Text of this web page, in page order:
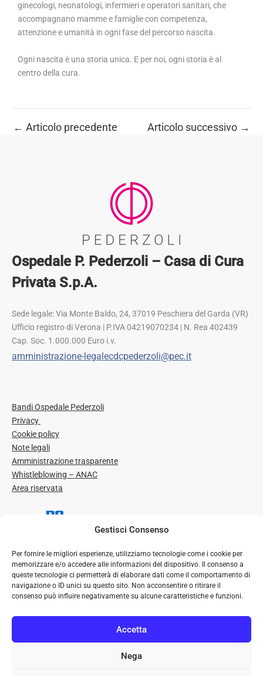
Gestisci Consenso
Per fornire le migliori esperienze, utilizziamo tecnologie come i cookie per
memorizzare e/o accedere alle informazioni del dispositivo. Il consenso a
queste tecnologie ci permetterà di elaborare dati come il comportamento di
navigazione o ID unici su questo sito. Non acconsentire o ritirare il
consenso può influire negativamente su alcune caratteristiche e funzioni.
Accetta
Nega
ginecologi, neonatologi, infermieri e operatori sanitari, che
accompagnano mamme e famiglie con competenza,
attenzione e umanità in ogni fase del percorso nascita.
Ogni nascita è una storia unica. E per noi, ogni storia è al
centro della cura.
← Articolo precedente Articolo successivo →
Ospedale P. Pederzoli – Casa di Cura
Privata S.p.A.
Sede legale: Via Monte Baldo, 24, 37019 Peschiera del Garda (VR)
Ufficio registro di Verona | P.IVA 04219070234 | N. Rea 402439
Cap. Soc. 1.000.000 Euro i.v.
amministrazione-legalecdcpederzoli@pec.it
Bandi Ospedale Pederzoli
Privacy
Cookie policy
Note legali
Amministrazione trasparente
Whistleblowing – ANAC
Area riservata
diritti riservati